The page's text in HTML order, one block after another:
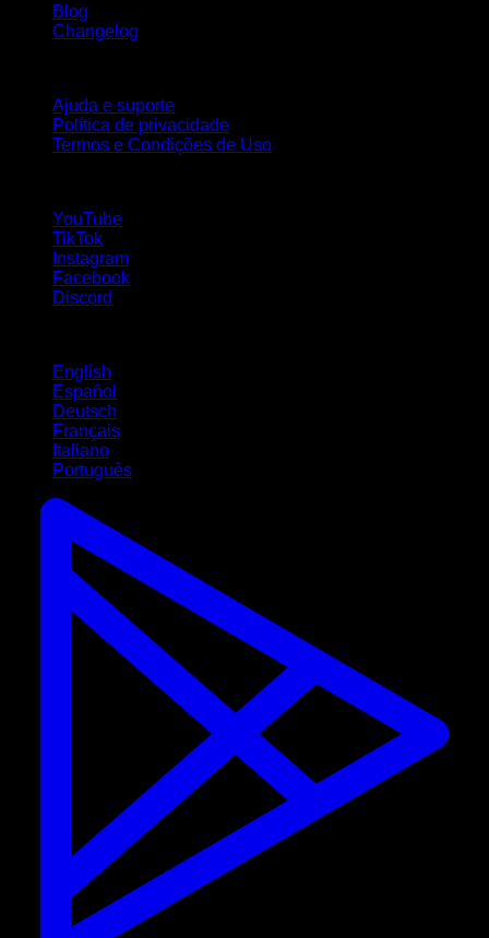
Blog
Changelog
Ajuda e suporte
Política de privacidade
Termos e Condições de Uso
YouTube
TikTok
Instagram
Facebook
Discord
English
Español
Deutsch
Français
Italiano
Português